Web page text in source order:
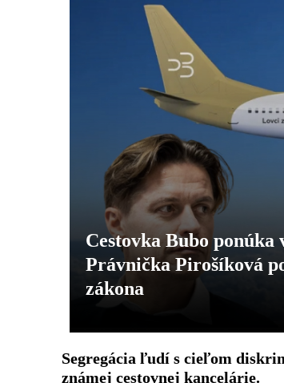
Cestovka Bubo
Právnička Pirošíková
zákona
Segregácia ľudí s cieľom
známej cestovnej kancelárie.